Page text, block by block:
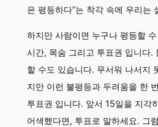
은 평등하다”는 착각 속에 우리는
하지만 사람이면 누구나 평등할
시간, 목숨 그리고 투표권 입니다.
할 수도 있습니다. 무서워 나서지
지만 이런 불평등과 두려움을 한
투표권 입니다. 앞서 15일을 지각
어색했다면, 투표로 말하세요. 그